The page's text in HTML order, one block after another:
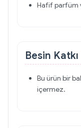
Hafif parfüm
Besin
Bu ürün bir
içermez.